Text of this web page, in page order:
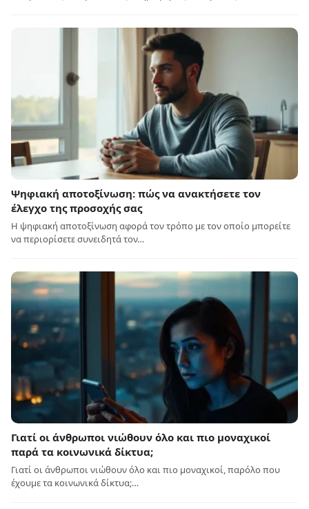
Ψηφιακή αποτοξίνωση: πώς να ανακτήσετε τον
έλεγχο της προσοχής σας
Η ψηφιακή αποτοξίνωση αφορά τον τρόπο με τον οποίο μπορείτε
να περιορίσετε συνειδητά τον…
Γιατί οι άνθρωποι νιώθουν όλο και πιο μοναχικοί
παρά τα κοινωνικά δίκτυα;
Γιατί οι άνθρωποι νιώθουν όλο και πιο μοναχικοί, παρόλο που
έχουμε τα κοινωνικά δίκτυα;…